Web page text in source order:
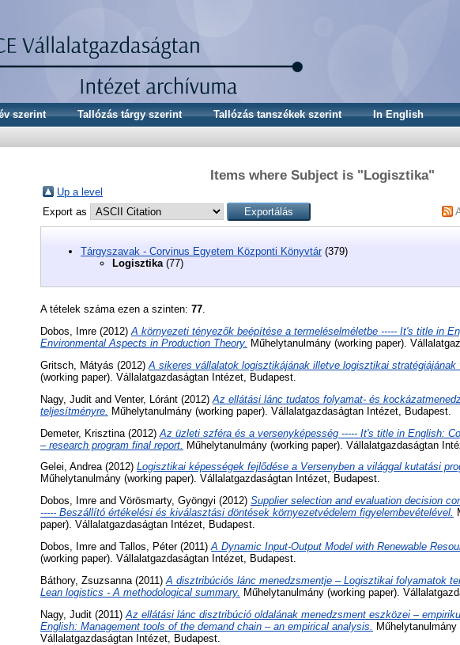
szerint Tallózás tárgy szerint Tallózás tanszékek szerint
In English
Items where Subject is "Logisztika"
Up a level
Export as
Tárgyszavak - Corvinus Egyetem Központi Könyvtár(379)
Logisztika (77)
A tételek száma ezen a szinten: 77.
Dobos, Imre (2012)A környezeti tényezők beépítése a termeléselméletbe ----- It's title in
Environmental Aspects in Production Theory. Műhelytanulmány (working paper).
Gritsch, Mátyás (2012) A sikeres vállalatok logisztikájának illetve logisztikai stratégiájának
(working paper). Vállalatgazdaságtan Intézet, Budapest.
Nagy, Judit and Venter, Lóránt (2012) Az ellátási lánc tudatos folyamat- és
teljesítményre.
Műhelytanulmány (working paper). Vállalatgazdaságtan Intézet, Budapest.
Demeter, Krisztina (2012) Az üzleti szféra és a versenyképesség ----- It's title in English:
– research program final report. Műhelytanulmány (working paper). Vállalatgazdaságtan
Gelei, Andrea(2012) Logisztikai képességek fejlődése a Versenyben a világgal kutatási
Műhelytanulmány (working paper). Vállalatgazdaságtan Intézet, Budapest.
Dobos, Imre and Vörösmarty, Gyöngyi (2012) Supplier selection and evaluation decision
----- Beszállító értékelési és kiválasztási döntések környezetvédelem figyelembevételével.
paper). Vállalatgazdaságtan Intézet, Budapest.
Dobos, Imre and Tallos, Péter(2011) A Dynamic Input-Output Model with Renewable
(working paper). Vállalatgazdaságtan Intézet, Budapest.
Báthory, Zsuzsanna (2011) A disztribúciós lánc menedzsmentje – Logisztikai folyamatok
Lean logistics - A methodological summary. Műhelytanulmány (working paper).
Nagy, Judit (2011) Az ellátási lánc disztribúció oldalának menedzsment eszközei –
English: Management tools of the demand chain – an empirical analysis.
Műhelytanulmány
Vállalatgazdaságtan Intézet, Budapest.